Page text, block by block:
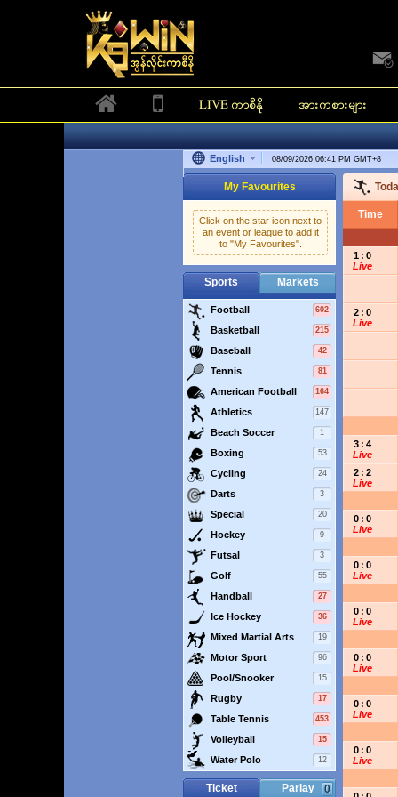
K9Win အွန်လိုင်
LIVE ကာစီနို အားကစားများ
အခမဲ့ပွဲ
အခမဲ့ပွဲ
HOT